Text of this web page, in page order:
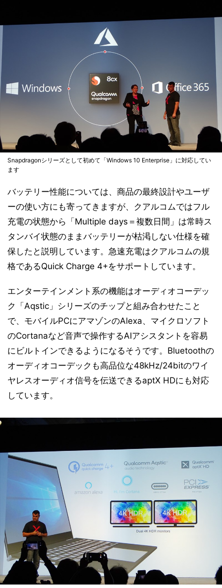
Snapdragonシリーズとして初めて「Windows 10 Enterprise」に対応してい
ます
バッテリー性能については、商品の最終設計やユーザ
ーの使い方にも寄ってきますが、クアルコムではフル
充電の状態から「Multiple days＝複数日間」は常時ス
タンバイ状態のままバッテリーが枯渇しない仕様を確
保したと説明しています。急速充電はクアルコムの規
格であるQuick Charge 4+をサポートしています。
エンターテインメント系の機能はオーディオコーデッ
ク「Aqstic」シリーズのチップと組み合わせたこと
で、モバイルPCにアマゾンのAlexa、マイクロソフト
のCortanaなど音声で操作するAIアシスタントを容易
にビルトインできるようになるそうです。Bluetoothの
オーディオコーデックも高品位な48kHz/24bitのワイ
ヤレスオーディオ信号を伝送できるaptX HDにも対応
しています。